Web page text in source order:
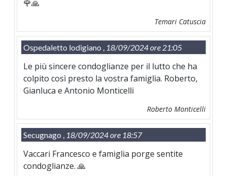
🌹🙏
Temari Catuscia
Ospedaletto lodigiano , 18/09/2024 ore 21:05
Le più sincere condoglianze per il lutto che ha
colpito così presto la vostra famiglia. Roberto,
Gianluca e Antonio Monticelli
Roberto Monticelli
Secugnago , 18/09/2024 ore 18:57
Vaccari Francesco e famiglia porge sentite
condoglianze. 🙏